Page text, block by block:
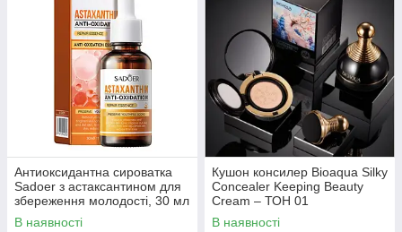
Антиоксидантна сироватка
Sadoer з астаксантином для
збереження молодості, 30 мл
В наявності
Кушон консилер Bioaqua Silky
Concealer Keeping Beauty
Cream – ТОН 01
натуральний, 15 г
В наявності